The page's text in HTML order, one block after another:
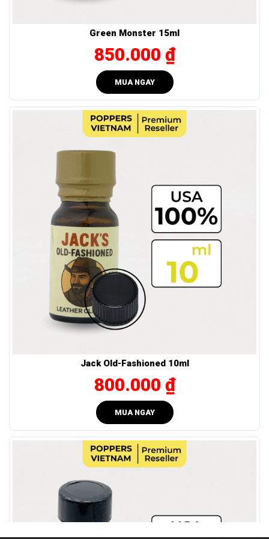
Thành phần của Everest Blue 10ml được NSX công bố minh bạch.
Ai sẽ thấy Popper Everest Blue 10ml thực sự phù hợp?
Ưu tiên mùi nhẹ, không nồng gắt, dễ chịu hơn khi sử
Muốn cảm giác rõ ràng, lên nhanh chỉ sau vài giây mà
vẫn dễ kiểm soát.
Đang tìm một dòng popper dễ dùng, không gây choáng,
thích hợp cho cả người mới lẫn những ai mong trải
nghiệm mạnh mẽ nhưng êm.
Tác dụng của EVEREST BLUE 10ml có gì đặc
Giãn cơ nhanh – Cảm giác rõ: Tăng lưu thông máu,
giúp cơ thể nhạy hơn với kích thích, đặc biệt ở vùng
Phản ứng tức thì – Không cần chờ lâu: Chỉ sau vài giây,
cảm giác lan tỏa mạnh mẽ nhưng êm, tạo hưng phấn rõ
Hướng dẫn sử dụng – Bảo quản EVEREST BLUE
10ml đúng cách
Green Monster 15ml
850.000 ₫
MUA NGAY
Jack Old-Fashioned 10ml
800.000 ₫
MUA NGAY